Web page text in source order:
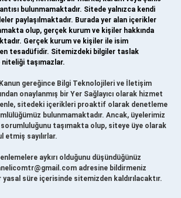
bulunmamaktadır. Sitede yalnızca kendi
paylaşılmaktadır. Burada yer alan içerikler
olup, gerçek kurum ve kişiler hakkında
Gerçek kurum ve kişiler ile isim
tesadüfidir. Sitemizdeki bilgiler taslak
taşımazlar.
Kanun gereğince Bilgi Teknolojileri ve İletişim
onaylanmış bir Yer Sağlayıcı olarak hizmet
sitedeki içerikleri proaktif olarak denetleme
bulunmamaktadır. Ancak, üyelerimiz
sorumluluğunu taşımakta olup, siteye üye olarak
etmiş sayılırlar.
aykırı olduğunu düşündüğünüz
adresine bildirmeniz
süre içerisinde sitemizden kaldırılacaktır.